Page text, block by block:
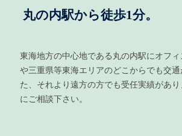
丸の内駅から徒歩1分。
東海地方の中心地である丸の内駅にオフ
や三重県等東海エリアのどこからでも交通
た、それより遠方の方でも受任実績があ
にご相談下さい。